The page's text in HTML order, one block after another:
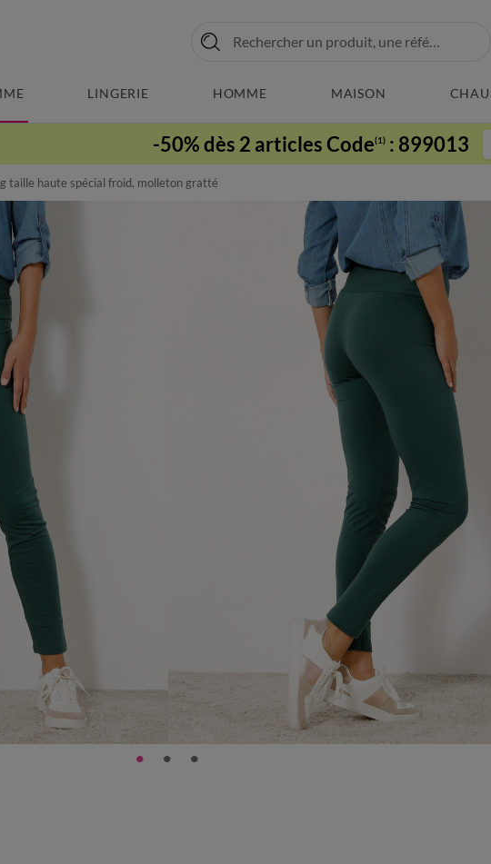
LINGERIE HOMME MAISON
-50% dès 2 articles Code(1) : 899013
taille haute spécial froid, molleton gratté